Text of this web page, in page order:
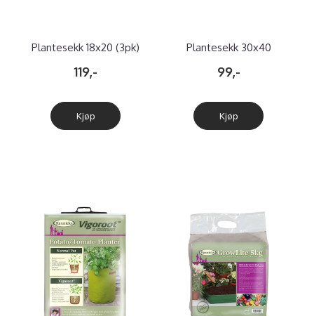
Plantesekk 18x20 (3pk)
119,-
Kjøp
Plantesekk 30x40
99,-
Kjøp